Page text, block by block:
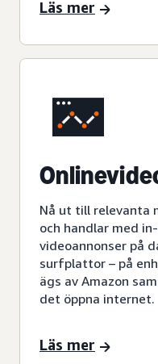
Läs mer
Nå ut till relevanta
och handlar med
videoannonser på
surfplattor – på
ägs av Amazon
det öppna internet.
Läs mer